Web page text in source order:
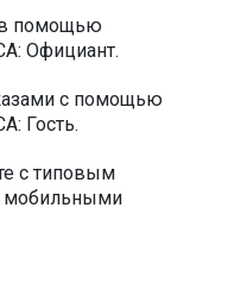
помощью
Официант.
с помощью
Гость.
с типовым
мобильными